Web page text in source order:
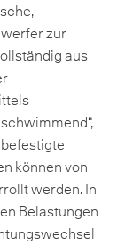
zur
aus
befestigte
können von
werden. In
Belastungen